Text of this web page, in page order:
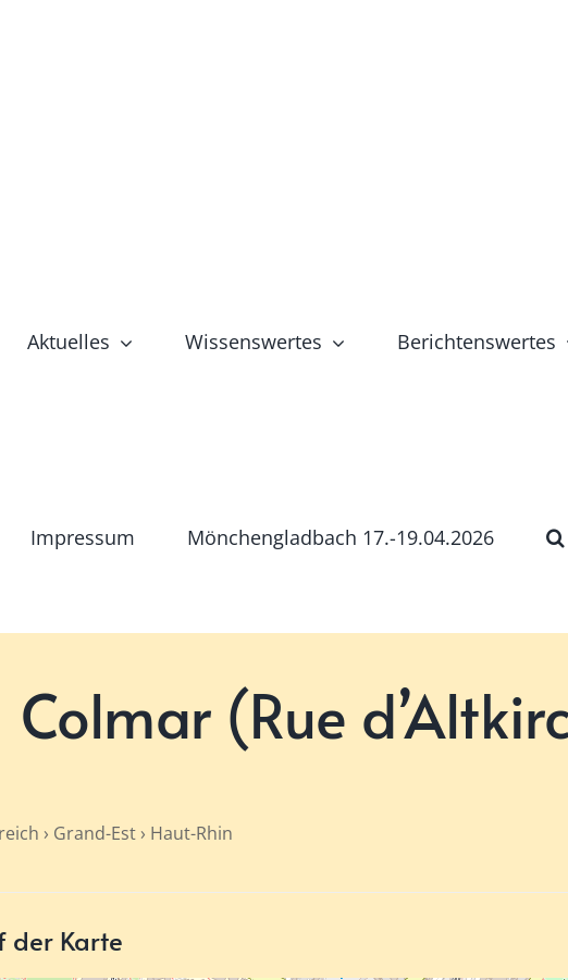
Aktuelles Wissenswertes Berichtenswertes
Impressum Mönchengladbach 17.-19.04.2026
Colmar (Rue
› Grand-Est › Haut-Rhin
der Karte